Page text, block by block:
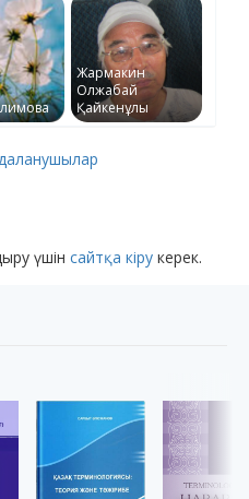
Жармакин
Олжабай
Қайкенұлы
үшін сайтқа кіру керек.